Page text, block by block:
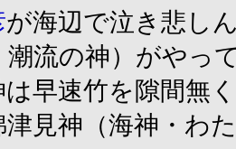
が海辺で泣き悲し
潮流の神）がやっ
は早速竹を隙間無
津見神（海神・わ